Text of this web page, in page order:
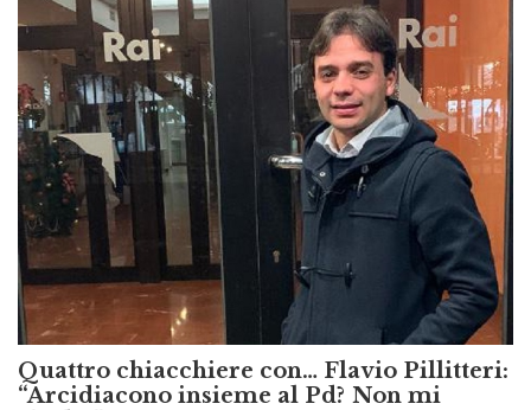
Quattro chiacchiere con… Flavio Pillitteri:
“Arcidiacono insieme al Pd? Non mi
risulta”